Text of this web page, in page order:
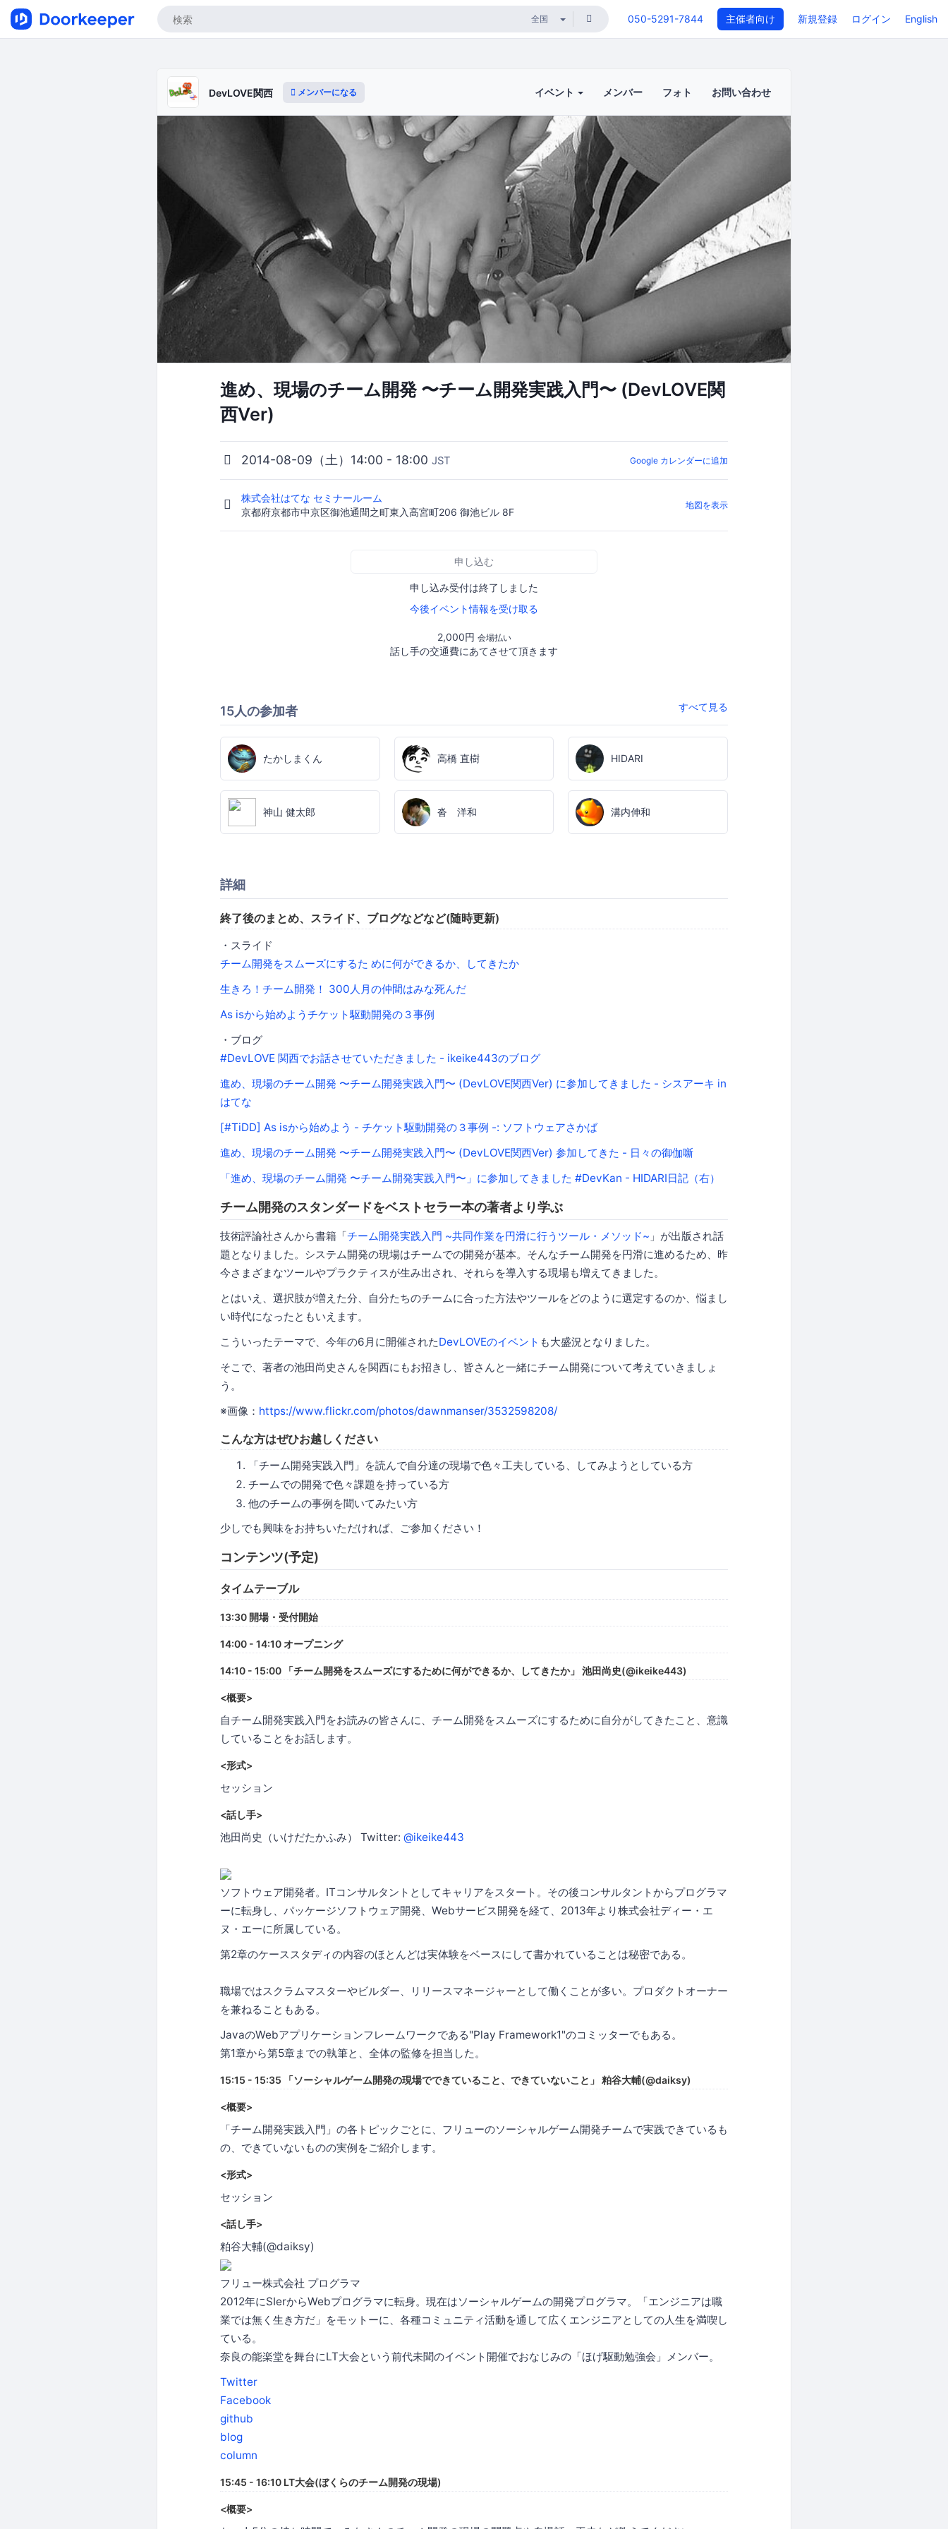
050-5291-7844 主催者向け 新規登録 ログイン English
DevLOVE関西 メンバーになる イベント メンバー フォト お問い合わせ
進め、現場のチーム開発 〜チーム開発実践入門〜 (DevLOVE関
西Ver)
2014-08-09（土）14:00 - 18:00 JST Google カレンダーに追加
株式会社はてな セミナールーム
京都府京都市中京区御池通間之町東入高宮町206 御池ビル 8F
地図を表示
申し込む
申し込み受付は終了しました
今後イベント情報を受け取る
2,000円 会場払い
話し手の交通費にあてさせて頂きます
15人の参加者 すべて見る
たかしまくん 高橋 直樹 HIDARI
神山 健太郎 沓 洋和 溝内伸和
詳細
終了後のまとめ、スライド、ブログなどなど(随時更新)
・スライド
チーム開発をスムーズにするた めに何ができるか、してきたか
生きろ！チーム開発！ 300人月の仲間はみな死んだ
As isから始めようチケット駆動開発の３事例
・ブログ
#DevLOVE 関西でお話させていただきました - ikeike443のブログ
進め、現場のチーム開発 〜チーム開発実践入門〜 (DevLOVE関西Ver) に参加してきました - シスアーキ in
はてな
[#TiDD] As isから始めよう - チケット駆動開発の３事例 -: ソフトウェアさかば
進め、現場のチーム開発 〜チーム開発実践入門〜 (DevLOVE関西Ver) 参加してきた - 日々の御伽噺
「進め、現場のチーム開発 〜チーム開発実践入門〜」に参加してきました #DevKan - HIDARI日記（右）
チーム開発のスタンダードをベストセラー本の著者より学ぶ
技術評論社さんから書籍「チーム開発実践入門 ~共同作業を円滑に行うツール・メソッド~ 」が出版され話
題となりました。システム開発の現場はチームでの開発が基本。そんなチーム開発を円滑に進めるため、昨
今さまざまなツールやプラクティスが生み出され、それらを導入する現場も増えてきました。
とはいえ、選択肢が増えた分、自分たちのチームに合った方法やツールをどのように選定するのか、悩まし
い時代になったともいえます。
こういったテーマで、今年の6月に開催されたDevLOVEのイベント も大盛況となりました。
そこで、著者の池田尚史さんを関西にもお招きし、皆さんと一緒にチーム開発について考えていきましょ
う。
※画像： https://www.flickr.com/photos/dawnmanser/3532598208/
こんな方はぜひお越しください
「チーム開発実践入門」を読んで自分達の現場で色々工夫している、してみようとしている方
チームでの開発で色々課題を持っている方
他のチームの事例を聞いてみたい方
少しでも興味をお持ちいただければ、ご参加ください！
コンテンツ(予定)
タイムテーブル
13:30 開場・受付開始
14:00 - 14:10 オープニング
14:10 - 15:00 「チーム開発をスムーズにするために何ができるか、してきたか」 池田尚史(@ikeike443)
<概要>
自チーム開発実践入門をお読みの皆さんに、チーム開発をスムーズにするために自分がしてきたこと、意識
していることをお話します。
<形式>
セッション
<話し手>
池田尚史（いけだたかふみ） Twitter: @ikeike443
ソフトウェア開発者。ITコンサルタントとしてキャリアをスタート。その後コンサルタントからプログラマ
ーに転身し、パッケージソフトウェア開発、Webサービス開発を経て、2013年より株式会社ディー・エ
ヌ・エーに所属している。
第2章のケーススタディの内容のほとんどは実体験をベースにして書かれていることは秘密である。
職場ではスクラムマスターやビルダー、リリースマネージャーとして働くことが多い。プロダクトオーナー
を兼ねることもある。
JavaのWebアプリケーションフレームワークである"Play Framework1"のコミッターでもある。
第1章から第5章までの執筆と、全体の監修を担当した。
15:15 - 15:35 「ソーシャルゲーム開発の現場でできていること、できていないこと」 粕谷大輔(@daiksy)
<概要>
「チーム開発実践入門」の各トピックごとに、フリューのソーシャルゲーム開発チームで実践できているも
の、できていないものの実例をご紹介します。
<形式>
セッション
<話し手>
粕谷大輔(@daiksy)
フリュー株式会社 プログラマ
2012年にSIerからWebプログラマに転身。現在はソーシャルゲームの開発プログラマ。「エンジニアは職
業では無く生き方だ」をモットーに、各種コミュニティ活動を通して広くエンジニアとしての人生を満喫し
ている。
奈良の能楽堂を舞台にLT大会という前代未聞のイベント開催でおなじみの「ほげ駆動勉強会」メンバー。
Twitter
Facebook
github
blog
column
15:45 - 16:10 LT大会(ぼくらのチーム開発の現場)
<概要>